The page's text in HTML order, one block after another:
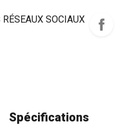
SOCIAUX
Spécifications